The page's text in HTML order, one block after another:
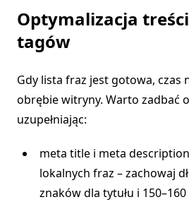
Optymalizacja
tagów
Gdy lista fraz jest gotowa, czas
obrębie witryny. Warto zadbać o
uzupełniając:
meta title i meta
lokalnych fraz – zachowaj
znaków dla tytułu i